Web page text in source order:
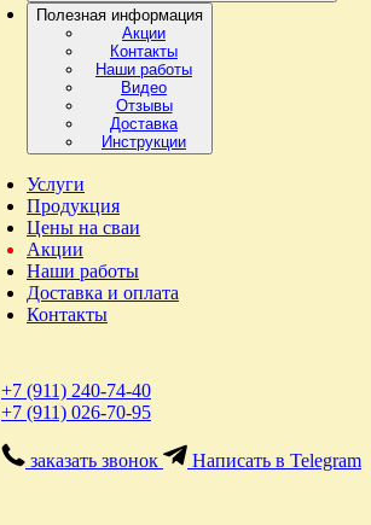
Полезная информация
Акции
Контакты
Наши работы
Видео
Отзывы
Доставка
Инструкции
Услуги
Продукция
Цены на сваи
Акции
Наши работы
Доставка и оплата
Контакты
+7 (911) 240-74-40
+7 (911) 026-70-95
заказать звонок Написать в Telegram